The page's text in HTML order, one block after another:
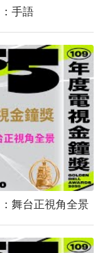
手語
舞台正視角全景